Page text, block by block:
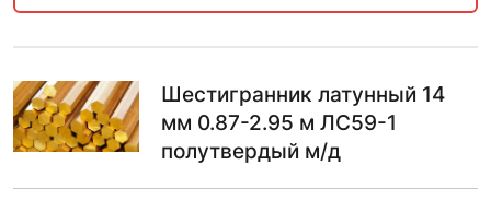
Шестигранник латунный 14
мм 0.87-2.95 м ЛС59-1
полутвердый м/д